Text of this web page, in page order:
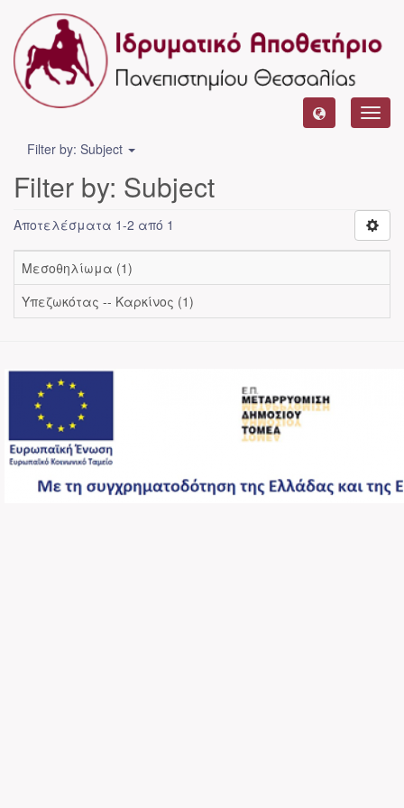
Filter by: Subject
Filter by: Subject
Αποτελέσματα 1-2 από 1
Μεσοθηλίωμα (1)
Υπεζωκότας -- Καρκίνος (1)